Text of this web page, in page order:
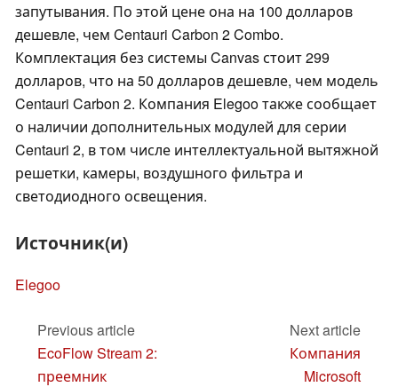
запутывания. По этой цене она на 100 долларов
дешевле, чем Centauri Carbon 2 Combo.
Комплектация без системы Canvas стоит 299
долларов, что на 50 долларов дешевле, чем модель
Centauri Carbon 2. Компания Elegoo также сообщает
о наличии дополнительных модулей для серии
Centauri 2, в том числе интеллектуальной вытяжной
решетки, камеры, воздушного фильтра и
светодиодного освещения.
Источник(и)
Elegoo
Previous article
EcoFlow Stream 2:
преемник
Next article
Компания
Microsoft